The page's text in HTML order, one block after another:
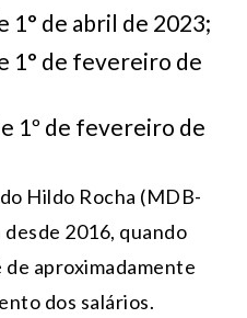
1° de abril de 2023;
1° de fevereiro de
1º de fevereiro de
Hildo Rocha (MDB-
2016, quando
aproximadamente
dos salários.